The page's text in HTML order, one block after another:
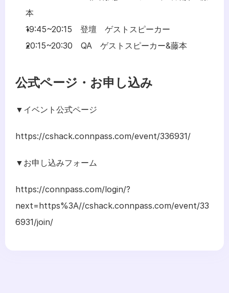
本
19:45~20:15　登壇　ゲストスピーカー
20:15~20:30　QA　ゲストスピーカー&藤本
公式ページ・お申し込み
▼イベント公式ページ
https://cshack.connpass.com/event/336931/
▼お申し込みフォーム
https://connpass.com/login/?
next=https%3A//cshack.connpass.com/event/33
6931/join/